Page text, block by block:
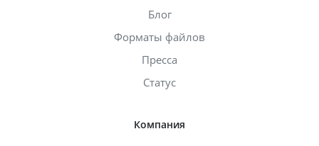
Блог
Форматы файлов
Пресса
Статус
Компания